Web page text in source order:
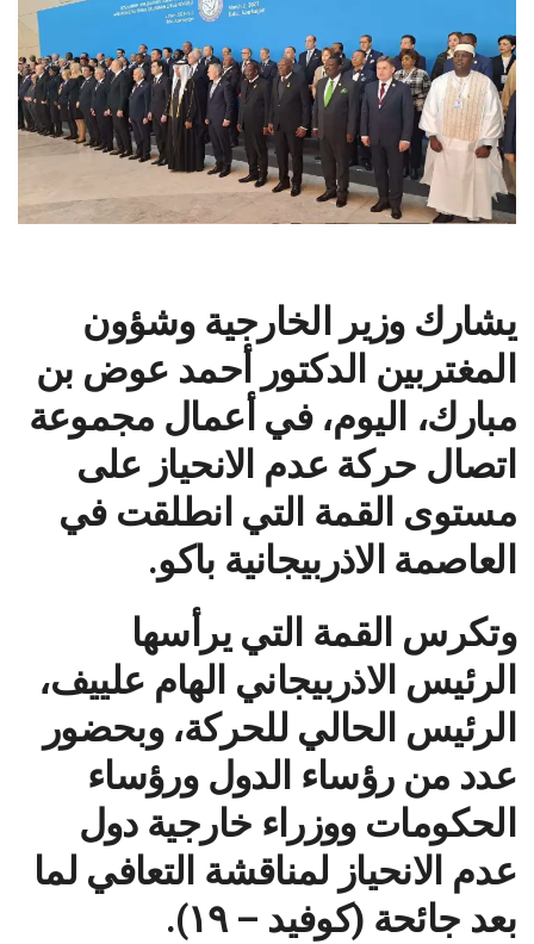
يشارك وزير الخارجية وشؤون
المغتربين الدكتور أحمد عوض بن
مبارك، اليوم، في أعمال مجموعة
اتصال حركة عدم الانحياز على
مستوى القمة التي انطلقت في
العاصمة الاذربيجانية باكو.
وتكرس القمة التي يرأسها
الرئيس الاذربيجاني الهام علييف،
الرئيس الحالي للحركة، وبحضور
عدد من رؤساء الدول ورؤساء
الحكومات ووزراء خارجية دول
عدم الانحياز لمناقشة التعافي لما
بعد جائحة (كوفيد – ١٩).